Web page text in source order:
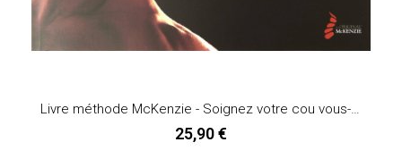
Livre méthode McKenzie - Soignez votre cou vous-même
25,90 €